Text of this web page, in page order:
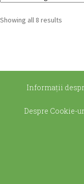
Showing all 8 results
Informații
Despre Cookie-